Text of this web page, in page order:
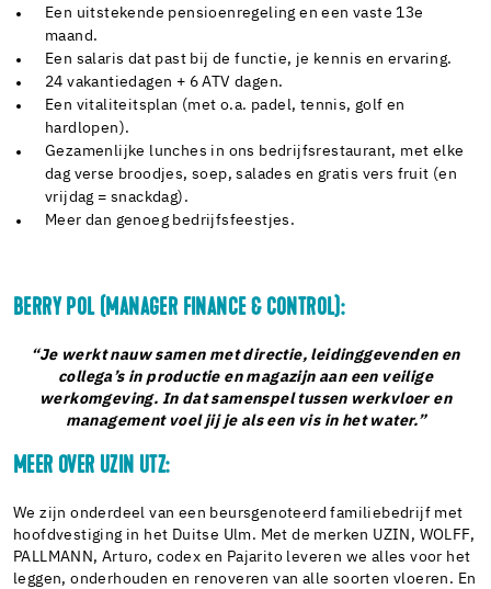
Een uitstekende pensioenregeling en een vaste 13e
maand.
Een salaris dat past bij de functie, je kennis en ervaring.
24 vakantiedagen + 6 ATV dagen.
Een vitaliteitsplan (met o.a. padel, tennis, golf en
hardlopen).
Gezamenlijke lunches in ons bedrijfsrestaurant, met elke
dag verse broodjes, soep, salades en gratis vers fruit (en
vrijdag = snackdag).
Meer dan genoeg bedrijfsfeestjes.
BERRY POL (MANAGER FINANCE & CONTROL):
“Je werkt nauw samen met directie, leidinggevenden en
collega’s in productie en magazijn aan een veilige
werkomgeving. In dat samenspel tussen werkvloer en
management voel jij je als een vis in het water.”
MEER OVER UZIN UTZ:
We zijn onderdeel van een beursgenoteerd familiebedrijf met
hoofdvestiging in het Duitse Ulm. Met de merken UZIN, WOLFF,
PALLMANN, Arturo, codex en Pajarito leveren we alles voor het
leggen, onderhouden en renoveren van alle soorten vloeren. En